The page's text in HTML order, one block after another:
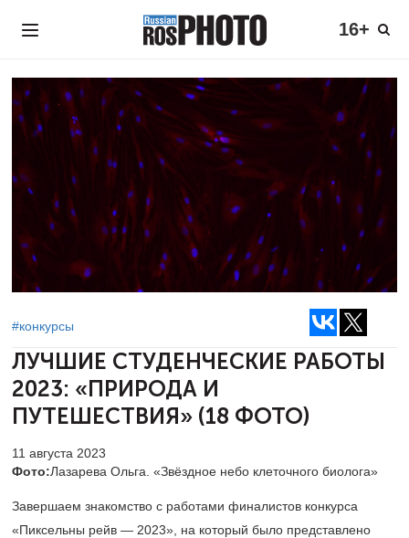
16+
#конкурсы
ЛУЧШИЕ СТУДЕНЧЕСКИЕ РАБОТЫ
2023: «ПРИРОДА И
ПУТЕШЕСТВИЯ» (18 ФОТО)
11 августа 2023
Фото:Лазарева Ольга. «Звёздное небо клеточного биолога»
Завершаем знакомство с работами финалистов конкурса
«Пиксельны рейв — 2023», на который было представлено